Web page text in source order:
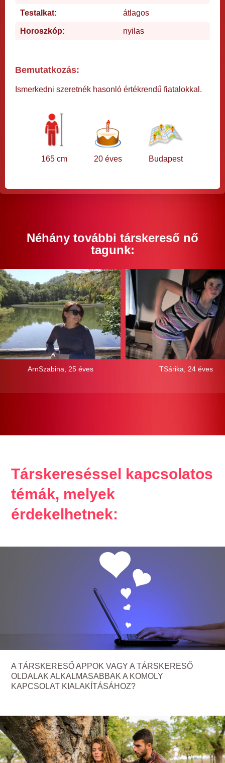
Testalkat: átlagos
Horoszkóp: nyilas
Bemutatkozás:
Ismerkedni szeretnék hasonló értékrendű fiatalokkal.
165 cm 20 éves Budapest
Néhány további társkereső nő
tagunk:
ArnSzabina, 25 éves TSárika, 24 éves
Társkereséssel kapcsolatos
témák, melyek
érdekelhetnek:
A TÁRSKERESŐ APPOK VAGY A TÁRSKERESŐ
OLDALAK ALKALMASABBAK A KOMOLY
KAPCSOLAT KIALAKÍTÁSÁHOZ?